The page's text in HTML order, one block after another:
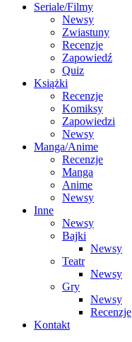
Seriale/Filmy
Newsy
Zwiastuny
Recenzje
Zapowiedź
Quiz
Książki
Recenzje
Komiksy
Zapowiedzi
Newsy
Manga/Anime
Recenzje
Manga
Anime
Newsy
Inne
Newsy
Bajki
Newsy
Teatr
Newsy
Gry
Newsy
Recenzje
Kontakt